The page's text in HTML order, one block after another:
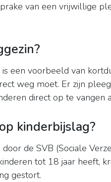
van een vrijwillige
is een voorbeeld van
weg moet. Er zijn
direct op te vangen
kinderbijslag?
de SVB (Sociale
tot 18 jaar heeft,
gestort.